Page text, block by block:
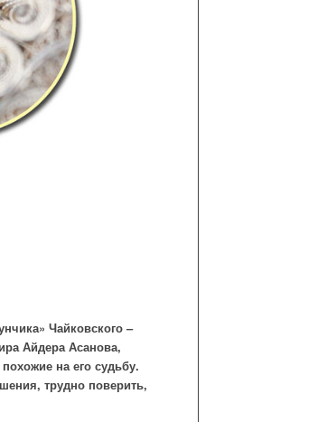
Чайковского –
Айдера Асанова,
на его судьбу.
трудно поверить,